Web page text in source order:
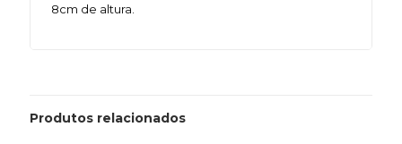
8cm de altura.
Produtos relacionados